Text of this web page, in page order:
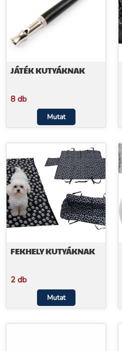
JÁTÉK KUTYÁKNAK
8 db
Mutat
FEKHELY KUTYÁKNAK
2 db
Mutat